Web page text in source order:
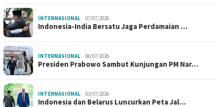
INTERNASIONAL 07/07/2026
Indonesia-India Bersatu Jaga Perdamaian …
INTERNASIONAL 06/07/2026
Presiden Prabowo Sambut Kunjungan PM Nar…
INTERNASIONAL 03/07/2026
Indonesia dan Belarus Luncurkan Peta Jal…